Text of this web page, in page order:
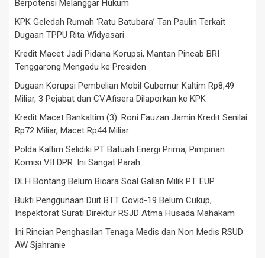
Berpotensi Melanggar Hukum
KPK Geledah Rumah ‘Ratu Batubara’ Tan Paulin Terkait
Dugaan TPPU Rita Widyasari
Kredit Macet Jadi Pidana Korupsi, Mantan Pincab BRI
Tenggarong Mengadu ke Presiden
Dugaan Korupsi Pembelian Mobil Gubernur Kaltim Rp8,49
Miliar, 3 Pejabat dan CV.Afisera Dilaporkan ke KPK
Kredit Macet Bankaltim (3): Roni Fauzan Jamin Kredit Senilai
Rp72 Miliar, Macet Rp44 Miliar
Polda Kaltim Selidiki PT Batuah Energi Prima, Pimpinan
Komisi VII DPR: Ini Sangat Parah
DLH Bontang Belum Bicara Soal Galian Milik PT. EUP
Bukti Penggunaan Duit BTT Covid-19 Belum Cukup,
Inspektorat Surati Direktur RSJD Atma Husada Mahakam
Ini Rincian Penghasilan Tenaga Medis dan Non Medis RSUD
AW Sjahranie